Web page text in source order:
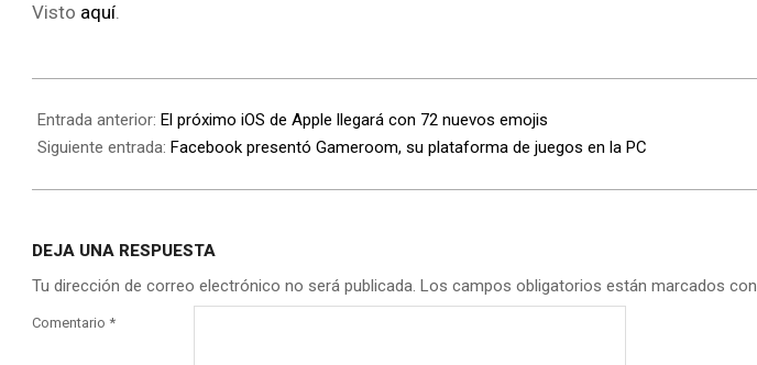
Visto aquí.
Entrada anterior: El próximo iOS de Apple llegará con 72 nuevos emojis
Siguiente entrada: Facebook presentó Gameroom, su plataforma de juegos en la PC
DEJA UNA RESPUESTA
Tu dirección de correo electrónico no será publicada. Los campos obligatorios están marcados con
Comentario *